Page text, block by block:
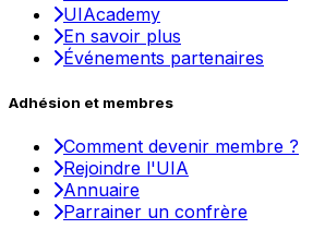
UIAcademy
En savoir plus
Événements partenaires
Adhésion et membres
Comment devenir membre ?
Rejoindre l'UIA
Annuaire
Parrainer un confrère